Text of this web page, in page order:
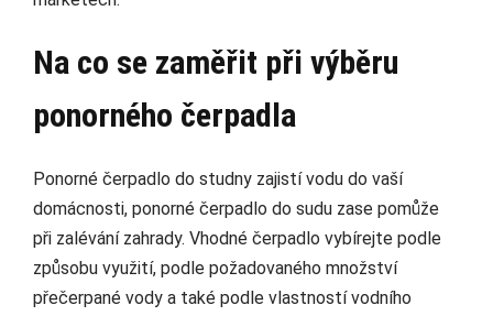
Na co se zaměřit při výběru
ponorného čerpadla
Ponorné čerpadlo do studny zajistí vodu do vaší
domácnosti, ponorné čerpadlo do sudu zase pomůže
při zalévání zahrady. Vhodné čerpadlo vybírejte podle
způsobu využití, podle požadovaného množství
přečerpané vody a také podle vlastností vodního